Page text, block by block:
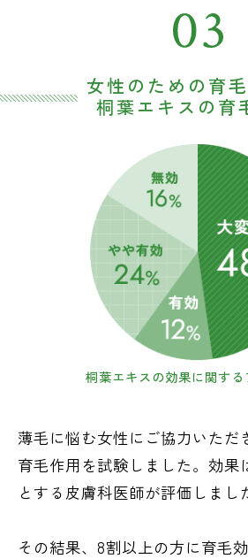
女性のための育毛
桐葉エキスの育
薄毛に悩む女性にご協力いただ
育毛作用を試験しました。効果
とする皮膚科医師が評価しまし
その結果、8割以上の方に育毛
桐葉エキスの効果に関する